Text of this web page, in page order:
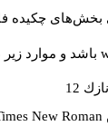
بخش‌های چکیده
باشد و موارد
12
New Roman